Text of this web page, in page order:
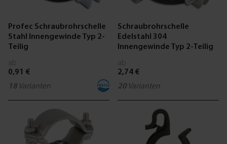
Profec Schraubrohrschelle
Stahl Innengewinde Typ 2-
Teilig
0,91 €
18 Varianten
Schraubrohrschelle
Edelstahl 304
Innengewinde Typ 2-Teilig
2,74 €
20 Varianten